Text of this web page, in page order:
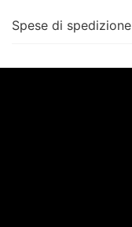
Spese di spedizione